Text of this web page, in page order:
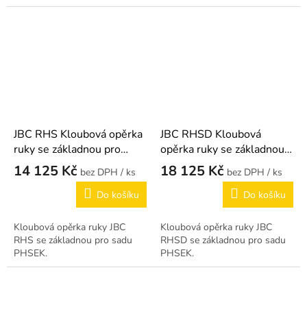
JBC RHS Kloubová opěrka
ruky se základnou pro
PHSEK
14 125 Kč
/ ks
Do košíku
Kloubová opěrka ruky JBC
RHS se základnou pro sadu
PHSEK.
JBC RHSD Kloubová
opěrka ruky se základnou
pro PHSEK
18 125 Kč
/ ks
Do košíku
Kloubová opěrka ruky JBC
RHSD se základnou pro sadu
PHSEK.